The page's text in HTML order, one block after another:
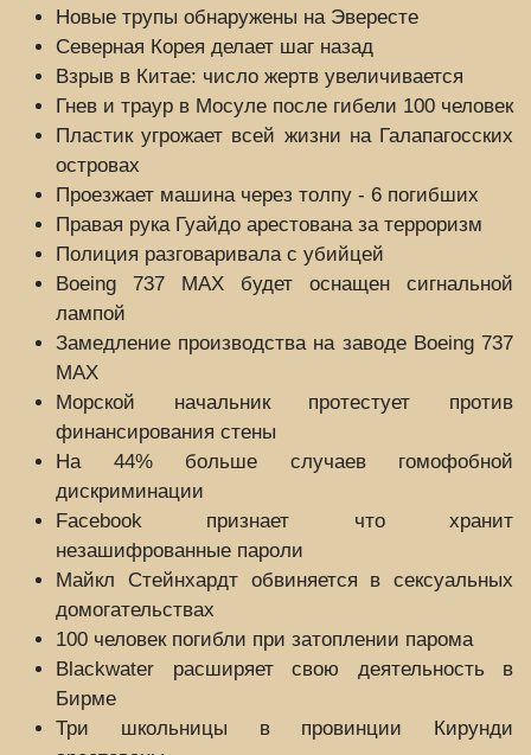
Новые трупы обнаружены на Эвересте
Северная Корея делает шаг назад
Взрыв в Китае: число жертв увеличивается
Гнев и траур в Мосуле после гибели 100 человек
Пластик угрожает всей жизни на Галапагосских
островах
Проезжает машина через толпу - 6 погибших
Правая рука Гуайдо арестована за терроризм
Полиция разговаривала с убийцей
Boeing 737 MAX будет оснащен сигнальной
лампой
Замедление производства на заводе Boeing 737
MAX
Морской начальник протестует против
финансирования стены
На 44% больше случаев гомофобной
дискриминации
Facebook признает что хранит
незашифрованные пароли
Майкл Стейнхардт обвиняется в сексуальных
домогательствах
100 человек погибли при затоплении парома
Blackwater расширяет свою деятельность в
Бирме
Три школьницы в провинции Кирунди